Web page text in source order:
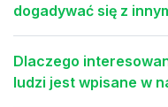
dogadywać się z
Dlaczego
ludzi jest wpisane w